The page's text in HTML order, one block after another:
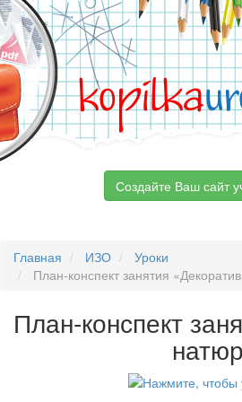
kopilka
Создайте Ваш сайт
Главная ИЗО
Уроки
План-конспект занятия
План-конспект